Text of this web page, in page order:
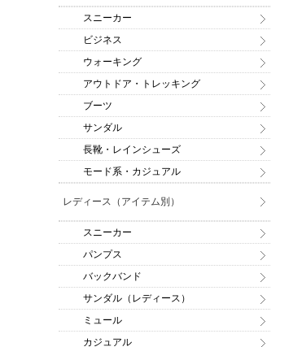
スニーカー
ビジネス
ウォーキング
アウトドア・トレッキング
ブーツ
サンダル
長靴・レインシューズ
モード系・カジュアル
レディース（アイテム別）
スニーカー
パンプス
バックバンド
サンダル（レディース）
ミュール
カジュアル